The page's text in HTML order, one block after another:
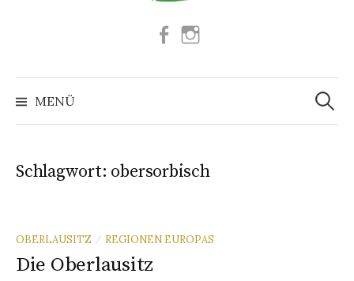
Facebook
MENÜ
Suchen
nach:
Schlagwort: obersorbisch
OBERLAUSITZ / REGIONEN EUROPAS
Die Oberlausitz